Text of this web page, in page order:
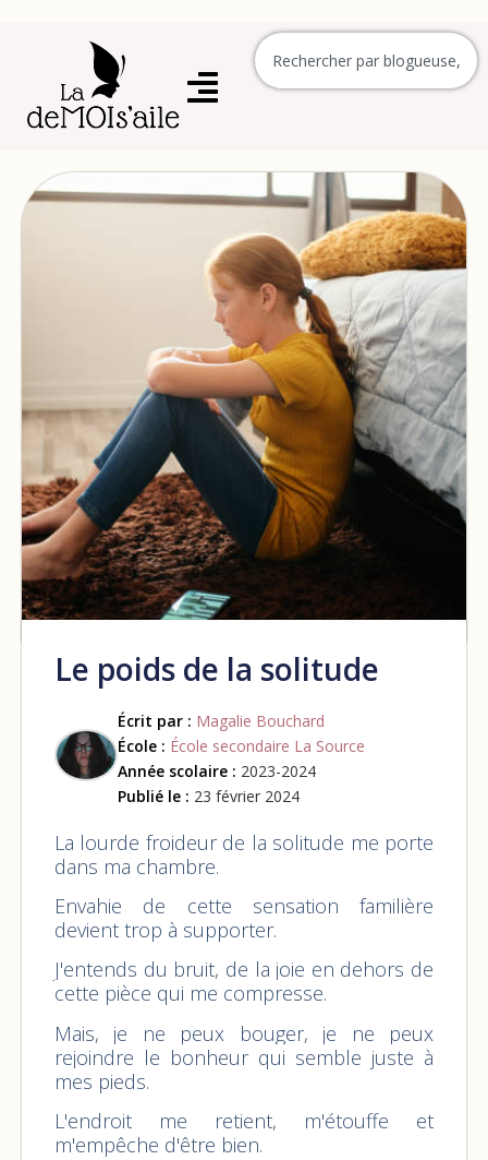
Le poids de la solitude
Écrit par : Magalie Bouchard
École : École secondaire La Source
Année scolaire : 2023-2024
Publié le : 23 février 2024
La lourde froideur de la solitude me porte
dans ma chambre.
Envahie de cette sensation familière
devient trop à supporter.
J'entends du bruit, de la joie en dehors de
cette pièce qui me compresse.
Mais, je ne peux bouger, je ne peux
rejoindre le bonheur qui semble juste à
mes pieds.
L'endroit me retient, m'étouffe et
m'empêche d'être bien.